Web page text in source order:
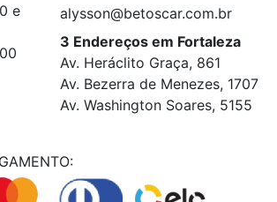
e
alysson@betoscar.com.br
3 Endereços em Fortaleza
Av. Heráclito Graça, 861
Av. Bezerra de Menezes, 1707
Av. Washington Soares, 5155